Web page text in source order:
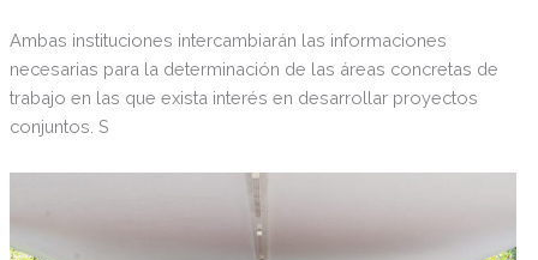
Ambas instituciones intercambiarán las informaciones
necesarias para la determinación de las áreas concretas de
trabajo en las que exista interés en desarrollar proyectos
conjuntos. S